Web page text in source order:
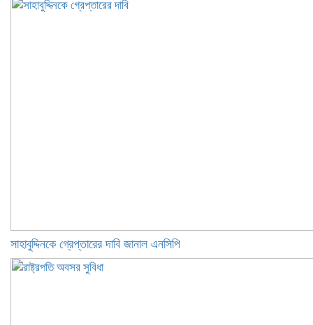
সাহাবুদ্দিনকে গ্রেপ্তারের দাবি জানাল এনসিপি